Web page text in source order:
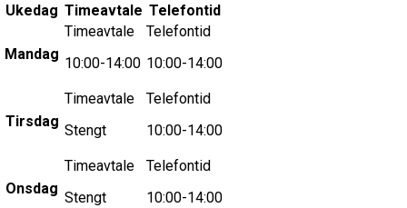
Ukedag Timeavtale Telefontid
Mandag
Timeavtale
10:00-14:00
Telefontid
10:00-14:00
Tirsdag
Timeavtale
Stengt
Telefontid
10:00-14:00
Onsdag
Timeavtale
Stengt
Telefontid
10:00-14:00